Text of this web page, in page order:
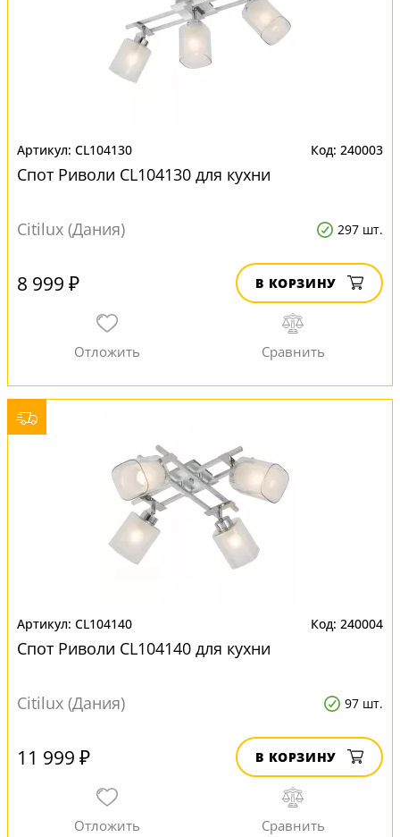
CL104130 240003
Спот Риволи CL104130 для кухни
Citilux (Дания) 297 шт.
8 999 ₽ В КОРЗИНУ
CL104140 240004
Спот Риволи CL104140 для кухни
Citilux (Дания) 97 шт.
11 999 ₽ В КОРЗИНУ